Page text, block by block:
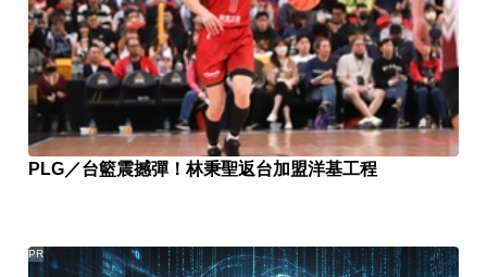
PLG／台籃震撼彈！林秉聖返台加盟洋基工程
PR